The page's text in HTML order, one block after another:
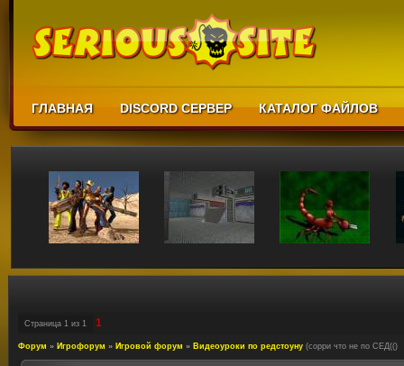
ГЛАВНАЯ DISCORD СЕРВЕР КАТАЛОГ ФАЙЛОВ
Страница 1 из 1 1
Форум » Игрофорум » Игровой форум » Видеоуроки по редстоуну (сорри что не по СЕД(()